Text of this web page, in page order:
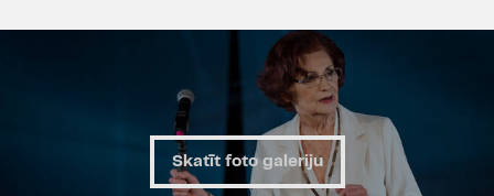
Skatīt foto galeriju